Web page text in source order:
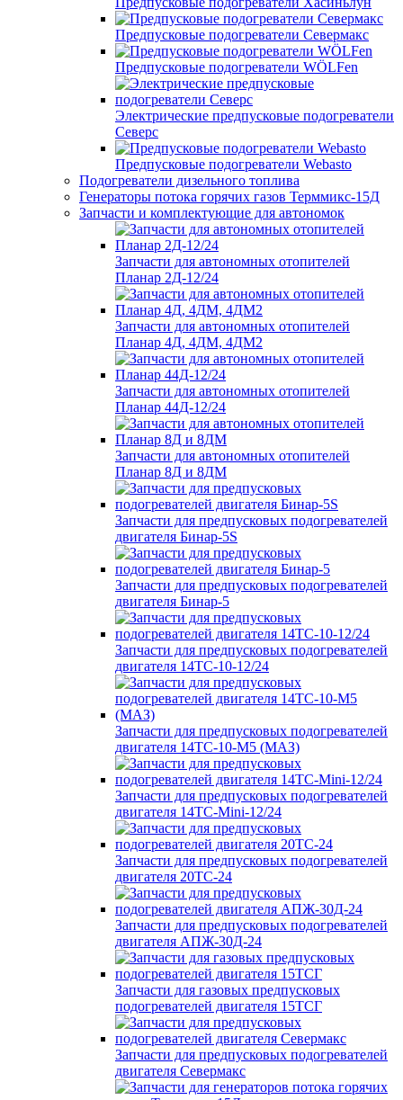
Предпусковые подогреватели Севермакс
Предпусковые подогреватели WÖLFen
Электрические предпусковые подогреватели
Северс
Предпусковые подогреватели Webasto
Подогреватели дизельного топлива
Генераторы потока горячих газов Терммикс-15Д
Запчасти и комплектующие для автономок
Запчасти для автономных отопителей
Планар 2Д-12/24
Запчасти для автономных отопителей
Планар 4Д, 4ДМ, 4ДМ2
Запчасти для автономных отопителей
Планар 44Д-12/24
Запчасти для автономных отопителей
Планар 8Д и 8ДМ
Запчасти для предпусковых подогревателей
двигателя Бинар-5S
Запчасти для предпусковых подогревателей
двигателя Бинар-5
Запчасти для предпусковых подогревателей
двигателя 14ТС-10-12/24
Запчасти для предпусковых подогревателей
двигателя 14ТС-10-М5 (МАЗ)
Запчасти для предпусковых подогревателей
двигателя 14ТС-Mini-12/24
Запчасти для предпусковых подогревателей
двигателя 20ТС-24
Запчасти для предпусковых подогревателей
двигателя АПЖ-30Д-24
Запчасти для газовых предпусковых
подогревателей двигателя 15ТСГ
Запчасти для предпусковых подогревателей
двигателя Севермакс